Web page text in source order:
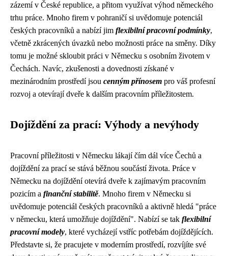
zázemí v České republice, a přitom využívat výhod německého
trhu práce. Mnoho firem v pohraničí si uvědomuje potenciál
českých pracovníků a nabízí jim flexibilní pracovní podmínky,
včetně zkrácených úvazků nebo možnosti práce na směny. Díky
tomu je možné skloubit práci v Německu s osobním životem v
Čechách. Navíc, zkušenosti a dovednosti získané v
mezinárodním prostředí jsou cenným přínosem pro váš profesní
rozvoj a otevírají dveře k dalším pracovním příležitostem.
Dojíždění za prací: Výhody a nevýhody
Pracovní příležitosti v Německu lákají čím dál více Čechů a
dojíždění za prací se stává běžnou součástí života. Práce v
Německu na dojíždění otevírá dveře k zajímavým pracovním
pozicím a finanční stabilitě. Mnoho firem v Německu si
uvědomuje potenciál českých pracovníků a aktivně hledá "práce
v německu, která umožňuje dojíždění". Nabízí se tak flexibilní
pracovní modely, které vycházejí vstříc potřebám dojíždějících.
Představte si, že pracujete v moderním prostředí, rozvíjíte své